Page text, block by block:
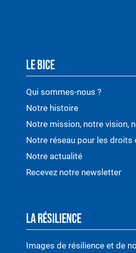
LE BICE
Qui sommes-nous ?
Notre histoire
Notre mission, notre vision,
Notre réseau pour les droits
Notre actualité
Recevez notre newsletter
LA RÉSILIENCE
Images de résilience et de